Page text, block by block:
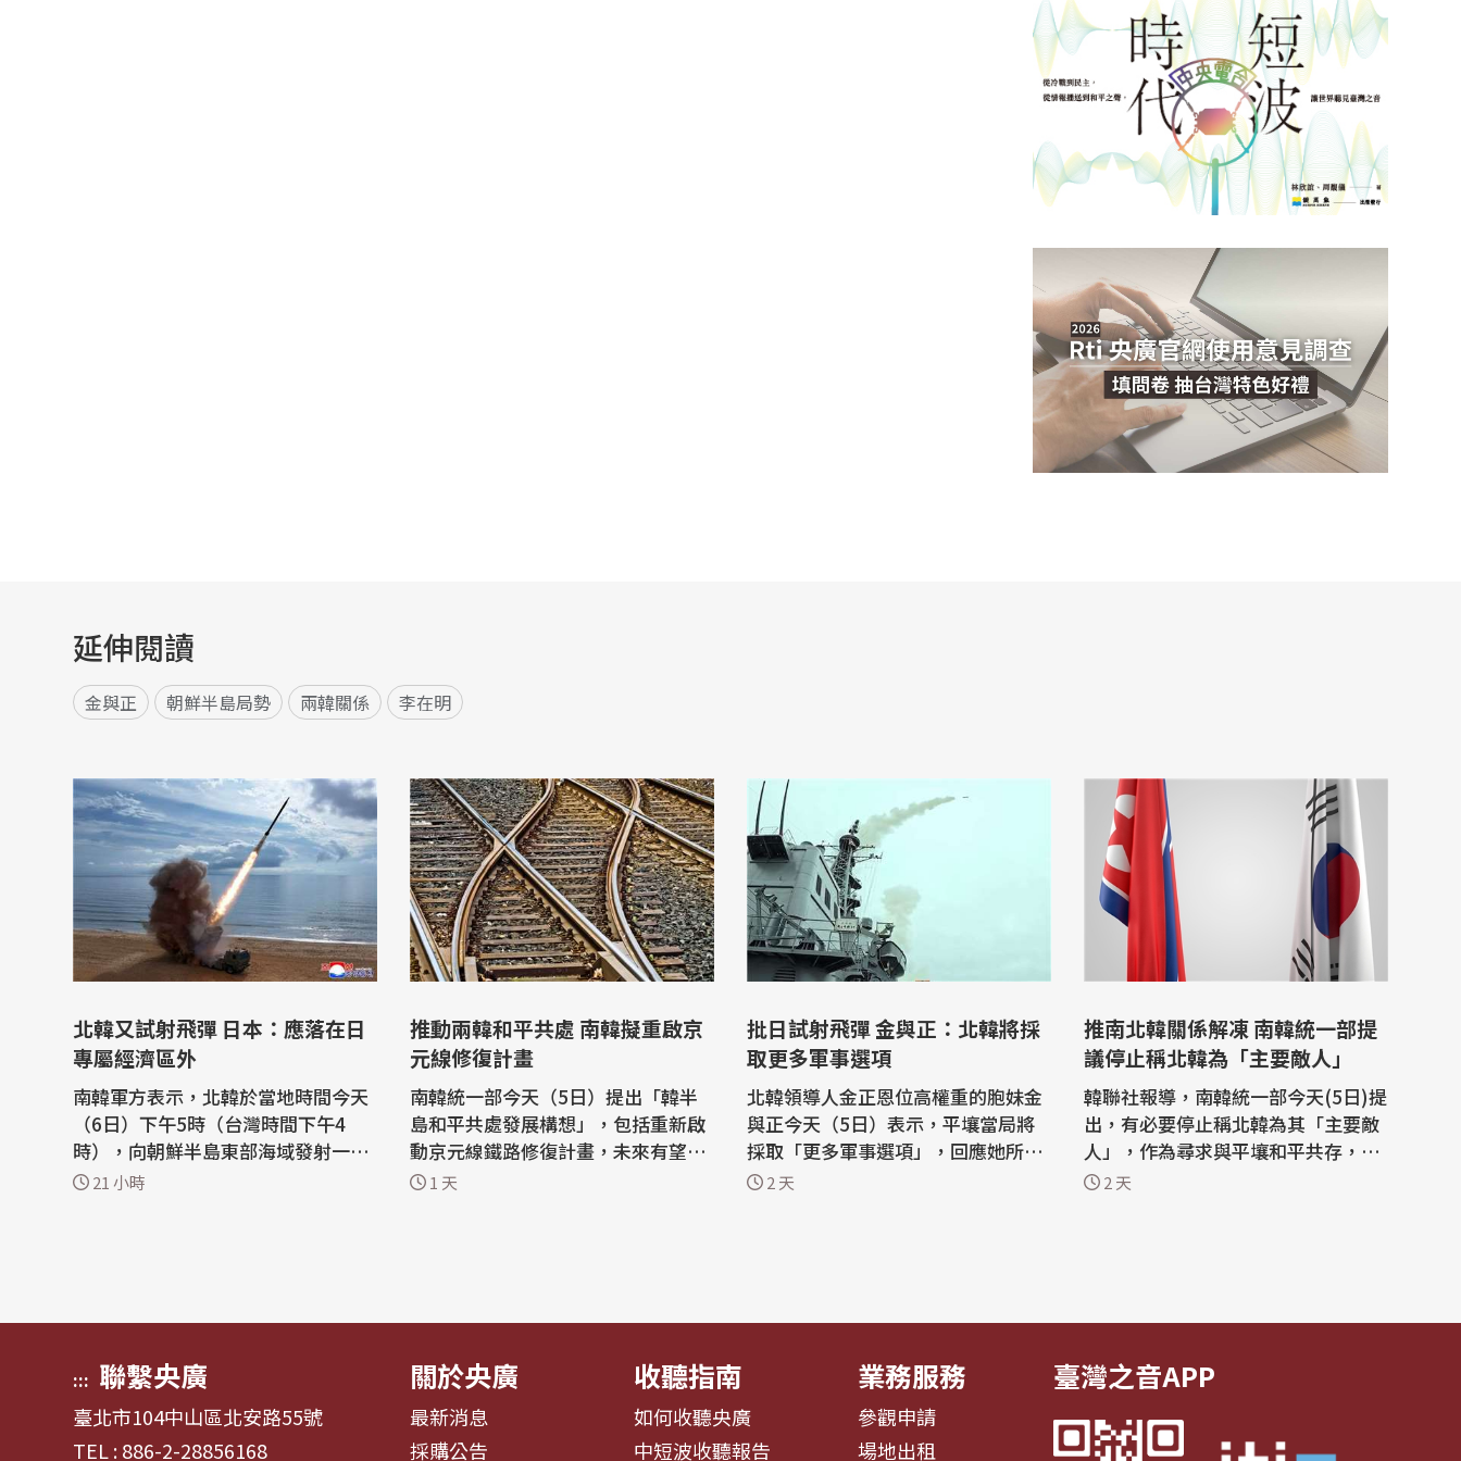
延伸閱讀
金與正 朝鮮半島局勢 兩韓關係 李在明
北韓又試射飛彈 日本：應落在日
專屬經濟區外
南韓軍方表示，北韓於當地時間今天
（6日）下午5時（台灣時間下午4
時），向朝鮮半島東部海域發射一枚
短程彈道飛彈。北韓今年以來已進行
21 小時
推動兩韓和平共處 南韓擬重啟京
元線修復計畫
南韓統一部今天（5日）提出「韓半
島和平共處發展構想」，包括重新啟
動京元線鐵路修復計畫，未來有望從
首都首爾直通北韓東部元山市（Won
1 天
批日試射飛彈 金與正：北韓將採
取更多軍事選項
北韓領導人金正恩位高權重的胞妹金
與正今天（5日）表示，平壤當局將
採取「更多軍事選項」，回應她所謂
的日本軍事強權轉型。 路透社引述北
2 天
推南北韓關係解凍 南韓統一部提
議停止稱北韓為「主要敵人」
韓聯社報導，南韓統一部今天(5日)提
出，有必要停止稱北韓為其「主要敵
人」，作為尋求與平壤和平共存，重
振長期凍結的南北韓關係的措施之
2 天
::: 聯繫央廣
臺北市104中山區北安路55號
TEL : 886-2-28856168
關於央廣
最新消息
採購公告
收聽指南
如何收聽央廣
中短波收聽報告
業務服務
參觀申請
場地出租
臺灣之音APP